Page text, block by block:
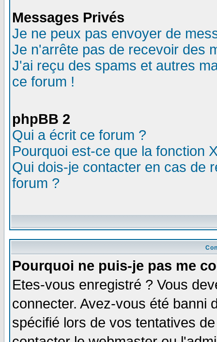
Messages Privés
Je ne peux pas envoyer de
Je n'arrête pas de recevoir des
J'ai reçu des spams et autres
ce forum !
phpBB 2
Qui a écrit ce forum ?
Pourquoi est-ce que la fonction
Qui dois-je contacter en cas de
forum ?
Pourquoi ne puis-je pas me
Etes-vous enregistré ? Vous
connecter. Avez-vous été banni
spécifié lors de vos tentatives